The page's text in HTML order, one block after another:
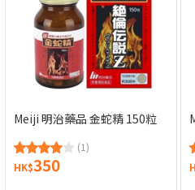
Meiji 明治藥品 金蛇精 150粒
(1)
HK$350